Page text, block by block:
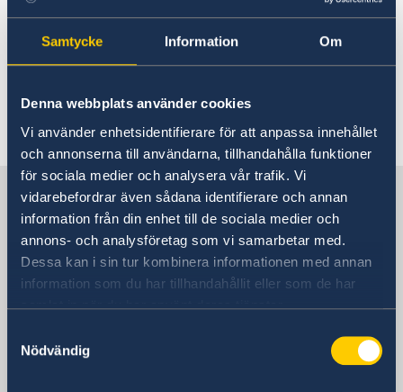
Samtycke Information Om
Denna webbplats använder cookies
Vi använder enhetsidentifierare för att anpassa innehållet
och annonserna till användarna, tillhandahålla funktioner
för sociala medier och analysera vår trafik. Vi
vidarebefordrar även sådana identifierare och annan
information från din enhet till de sociala medier och
annons- och analysföretag som vi samarbetar med.
Dessa kan i sin tur kombinera informationen med annan
information som du har tillhandahållit eller som de har
samlat in när du har använt deras tjänster.
Nödvändig
Advokatlista
Pass i Nepal
Reseinformation
Ambassadens reseinformation
Allmänna säkerhetsläget
Terrorism
Naturförhållanden och katastrofer
In- och utresebestämmelser
Hälso- och sjukvård
Lokala lagar och sedvänjor
Kriminalitet och personlig säkerhet
Trafiksäkerhet
Generella frågor om hjälp
Frågor och svar om hjälp
utomlands - på regeringen.se
På regeringen.se finns grundläggande
information som gäller för alla länder och svar
på vanliga frågor om hjälp till svenskar
utomlands. För vissa länder gäller dessutom
ytterligare villkor.
Sverige i Nepal
Sveriges ambassad